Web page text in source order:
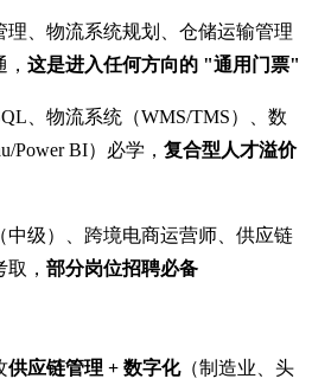
理、物流系统规划、仓储运输管理
这是进入任何方向的 "通用门票"
、物流系统（WMS/TMS）、数
Power BI）必学， 复合型人才溢价
中级）、跨境电商运营师、供应链
， 部分岗位招聘必备
供应链管理 + 数字化（制造业、头